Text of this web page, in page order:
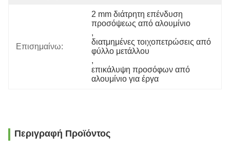
Επισημαίνω:
2 mm διάτρητη επένδυση
προσόψεως από αλουμίνιο
,
διατμημένες τοιχοπετρώσεις από
φύλλο μετάλλου
,
επικάλυψη προσόφων από
αλουμίνιο για έργα
Περιγραφή Προϊόντος